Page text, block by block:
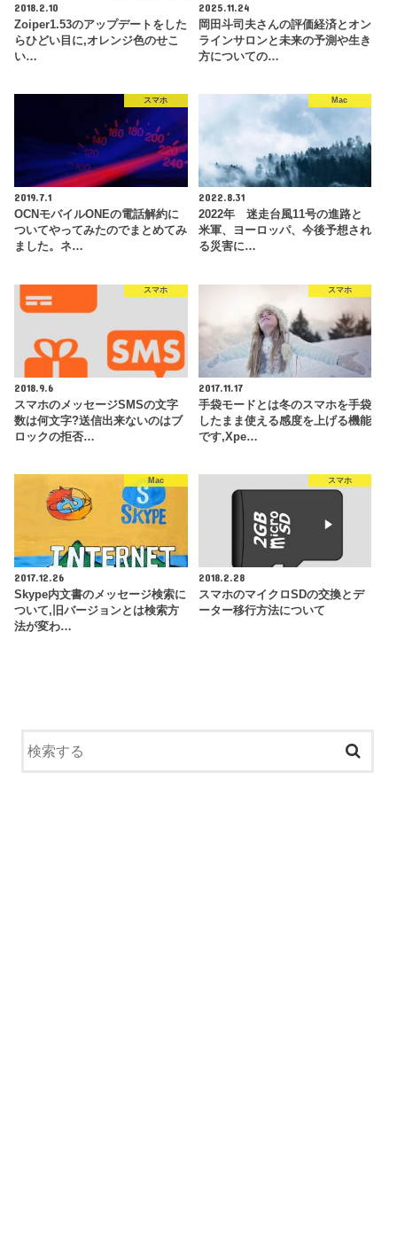
2018.2.10
Zoiper1.53のアップデートをした
らひどい目に,オレンジ色のせこ
い…
2025.11.24
岡田斗司夫さんの評価経済とオン
ラインサロンと未来の予測や生き
方についての…
スマホ
2019.7.1
OCNモバイルONEの電話解約に
ついてやってみたのでまとめてみ
ました。ネ…
Mac
2022.8.31
2022年 迷走台風11号の進路と
米軍、ヨーロッパ、今後予想され
る災害に…
スマホ
2018.9.6
スマホのメッセージSMSの文字
数は何文字?送信出来ないのはブ
ロックの拒否…
スマホ
2017.11.17
手袋モードとは冬のスマホを手袋
したまま使える感度を上げる機能
です,Xpe…
Mac
2017.12.26
Skype内文書のメッセージ検索に
ついて,旧バージョンとは検索方
法が変わ…
スマホ
2018.2.28
スマホのマイクロSDの交換とデ
ーター移行方法について